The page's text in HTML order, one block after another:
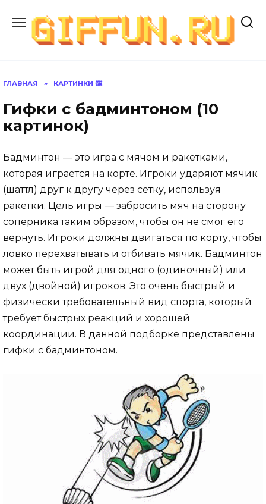
содержанию
ГЛАВНАЯ » КАРТИНКИ 🖼
Гифки с бадминтоном (10
картинок)
Бадминтон — это игра с мячом и ракетками,
которая играется на корте. Игроки ударяют мячик
(шаттл) друг к другу через сетку, используя
ракетки. Цель игры — забросить мяч на сторону
соперника таким образом, чтобы он не смог его
вернуть. Игроки должны двигаться по корту, чтобы
ловко перехватывать и отбивать мячик. Бадминтон
может быть игрой для одного (одиночный) или
двух (двойной) игроков. Это очень быстрый и
физически требовательный вид спорта, который
требует быстрых реакций и хорошей
координации. В данной подборке представлены
гифки с бадминтоном.